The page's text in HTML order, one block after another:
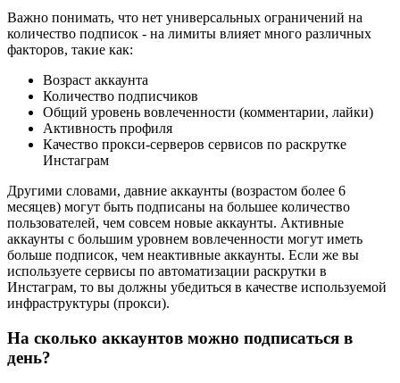
Важно понимать, что нет универсальных ограничений на
количество подписок - на лимиты влияет много различных
факторов, такие как:
Возраст аккаунта
Количество подписчиков
Общий уровень вовлеченности (комментарии, лайки)
Активность профиля
Качество прокси-серверов сервисов по раскрутке
Инстаграм
Другими словами, давние аккаунты (возрастом более 6
месяцев) могут быть подписаны на большее количество
пользователей, чем совсем новые аккаунты. Активные
аккаунты с большим уровнем вовлеченности могут иметь
больше подписок, чем неактивные аккаунты. Если же вы
используете сервисы по автоматизации раскрутки в
Инстаграм, то вы должны убедиться в качестве используемой
инфраструктуры (прокси).
На сколько аккаунтов можно подписаться в
день?